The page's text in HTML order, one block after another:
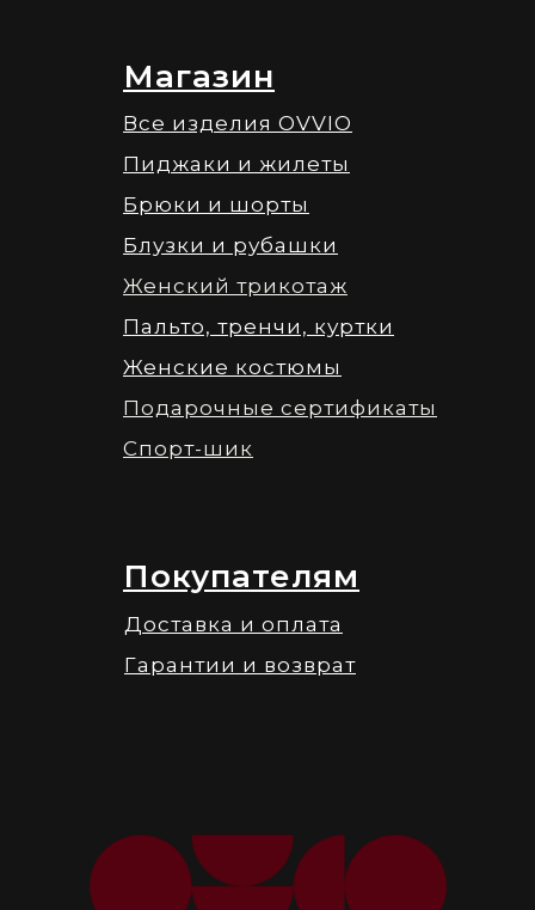
Доставка и оплата
Гарантии и возврат
Покупателям
Все изделия OVVIO
Пиджаки и жилеты
Брюки и шорты
Блузки и рубашки
Женский трикотаж
Пальто, тренчи, куртки
Женские костюмы
Подарочные сертификаты
Спорт-шик
Магазин